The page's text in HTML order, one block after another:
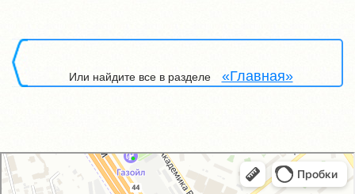
Или найдите все в разделе «Главная»
GM-City&VAG-Repair
Автосервис, автотехцентр в Москве
Магазин автозапчастей и автотоваров в Москве